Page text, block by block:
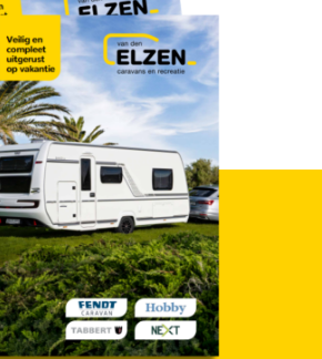
350 W
plafondlamp en voortentlamp
aansluiting(en)
voor dakmontage luifel
met LED-verlichting